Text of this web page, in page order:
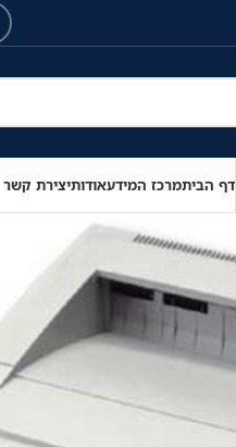
דף הביתמרכז המידעאודותיצירת קשר